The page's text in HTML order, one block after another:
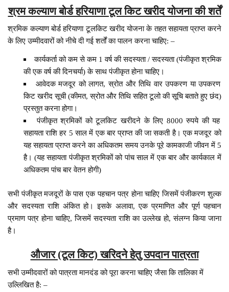
श्रम कल्याण बोर्ड हरियाणा टूल किट खरीद योजना की शर्तें
श्रमिक कल्याण बोर्ड हरियाणा टूलकिट खरीद योजना के तहत सहायता प्राप्त करने
के लिए उम्मीदवारों को नीचे दी गई शर्तों का पालन करना चाहिए: –
कार्यकर्ता को कम से कम 1 वर्ष की सदस्यता / सदस्यता (पंजीकृत श्रमिक
की एक वर्ष की दिनचर्या) के साथ पंजीकृत होना चाहिए।
आवेदक मजदूर को लागत, स्रोत और तिथि वार उपकरण या उपकरण
किट खरीद सूची (कीमत, स्रोत और तिथि सहित टूलो की सूचि बताते हुए छंद)
प्रस्तुत करना होगा।
पंजीकृत श्रमिकों को टूलकिट खरीदने के लिए 8000 रुपये की यह
सहायता राशि हर 5 साल में एक बार प्राप्त की जा सकती है। एक मजदूर को
यह सहायता प्राप्त करने का अधिकतम समय उनके पूरे कामकाजी जीवन में 5
है। (यह सहायता पंजीकृत श्रमिकों को पांच साल में एक बार और कार्यकाल में
अधिकतम पांच बार वेतन होगी)
सभी पंजीकृत मजदूरों के पास एक पहचान पत्र होना चाहिए जिसमें पंजीकरण शुल्क
और सदस्यता राशि अंकित हो। इसके अलावा, एक प्रमाणित और पूर्ण पहचान
प्रमाण पत्र होना चाहिए, जिसमें सदस्यता राशि का उल्लेख हो, संलग्न किया जाना
है।
औजार (टूल किट) खरिदने हेतु उपदान पात्रता
सभी उम्मीदवारों को पात्रता मानदंड को पूरा करना चाहिए जैसा कि तालिका में
उल्लिखित है: –